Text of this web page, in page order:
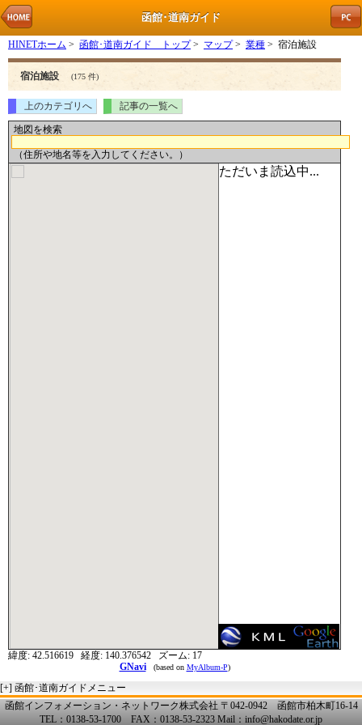
函館･道南ガイド
HINETホーム > 函館･道南ガイド トップ> マップ> 業種 > 宿泊施設
宿泊施設 (175 件)
上のカテゴリへ 記事の一覧へ
地図を検索
（住所や地名等を入力してください。）
ただいま読込中...
緯度: 42.516619 経度: 140.376542 ズーム: 17
GNavi
(based on MyAlbum-P)
[+] 函館･道南ガイドメニュー
函館インフォメーション・ネットワーク株式会社 〒042-0942 函館市柏木町16-14
TEL：0138-53-1700 FAX：0138-53-2323 Mail：info@hakodate.or.jp